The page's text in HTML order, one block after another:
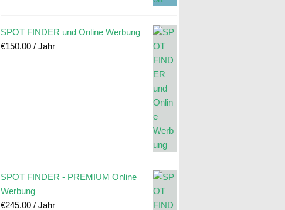
SPOT FINDER und Online Werbung
€150.00 / Jahr
SPOT FINDER - PREMIUM Online
Werbung
€245.00 / Jahr